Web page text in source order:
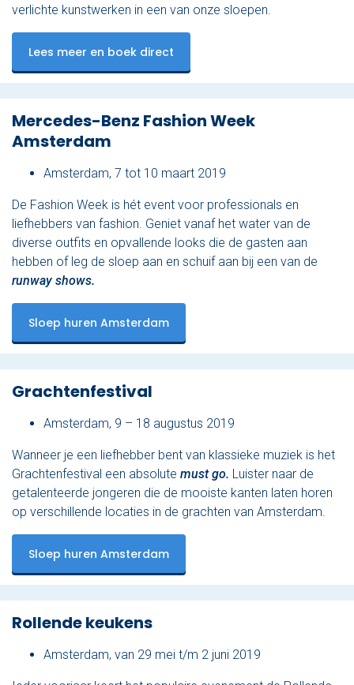
verlichte kunstwerken in een van onze sloepen.
Lees meer en boek direct
Mercedes-Benz Fashion Week
Amsterdam
Amsterdam, 7 tot 10 maart 2019
De Fashion Week is hét event voor professionals en
liefhebbers van fashion. Geniet vanaf het water van de
diverse outfits en opvallende looks die de gasten aan
hebben of leg de sloep aan en schuif aan bij een van de
runway shows.
Sloep huren Amsterdam
Grachtenfestival
Amsterdam, 9 – 18 augustus 2019
Wanneer je een liefhebber bent van klassieke muziek is het
Grachtenfestival een absolute must go. Luister naar de
getalenteerde jongeren die de mooiste kanten laten horen
op verschillende locaties in de grachten van Amsterdam.
Sloep huren Amsterdam
Rollende keukens
Amsterdam, van 29 mei t/m 2 juni 2019